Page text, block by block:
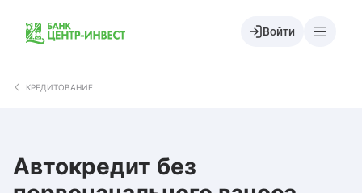
Войти
КРЕДИТОВАНИЕ
Автокредит без